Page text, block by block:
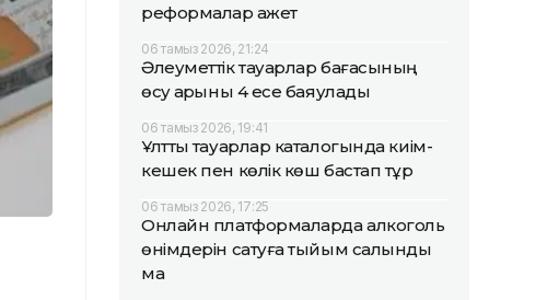
реформалар қажет
06 тамыз 2026, 21:24
Әлеуметтік тауарлар бағасының
өсу қарқыны 4 есе баяулады
06 тамыз 2026, 19:41
Ұлттық тауарлар каталогында киім-
кешек пен көлік көш бастап тұр
06 тамыз 2026, 17:25
Онлайн платформаларда алкоголь
өнімдерін сатуға тыйым салынды
ма